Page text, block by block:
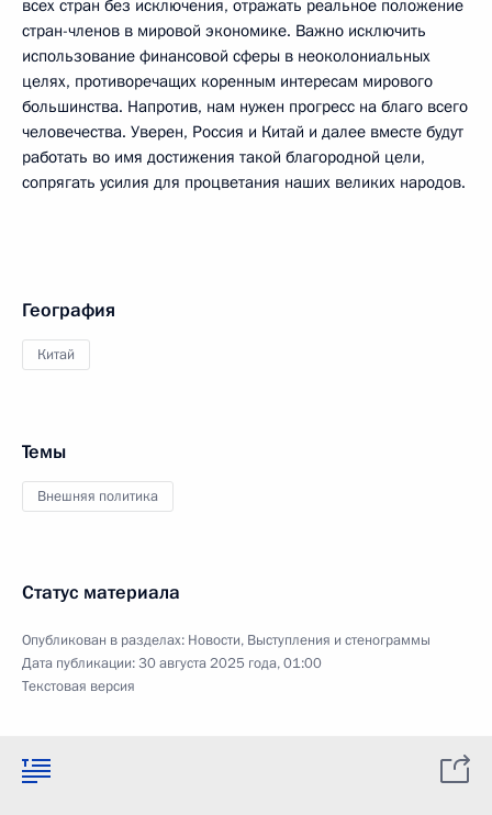
всех стран без исключения, отражать реальное положение
стран-членов в мировой экономике. Важно исключить
использование финансовой сферы в неоколониальных
целях, противоречащих коренным интересам мирового
большинства. Напротив, нам нужен прогресс на благо всего
человечества. Уверен, Россия и Китай и далее вместе будут
работать во имя достижения такой благородной цели,
сопрягать усилия для процветания наших великих народов.
География
Китай
Темы
Внешняя политика
Статус материала
Опубликован в разделах: Новости, Выступления и стенограммы
Дата публикации:30 августа 2025 года, 01:00
Текстовая версия